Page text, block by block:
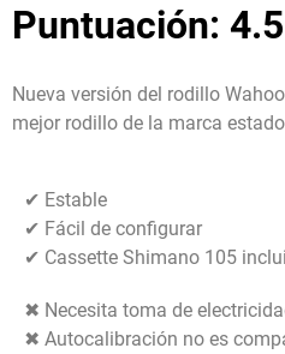
Puntuación: 4.5
Nueva versión del rodillo
mejor rodillo de la marca
✔ Estable
✔ Fácil de configurar
✔ Cassette Shimano 105
✖ Necesita toma de
✖ Autocalibración no es